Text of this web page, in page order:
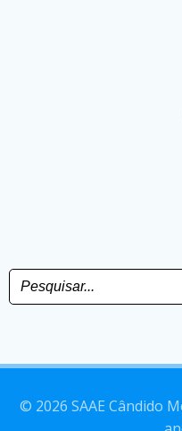
© 2026 SAAE Cândido